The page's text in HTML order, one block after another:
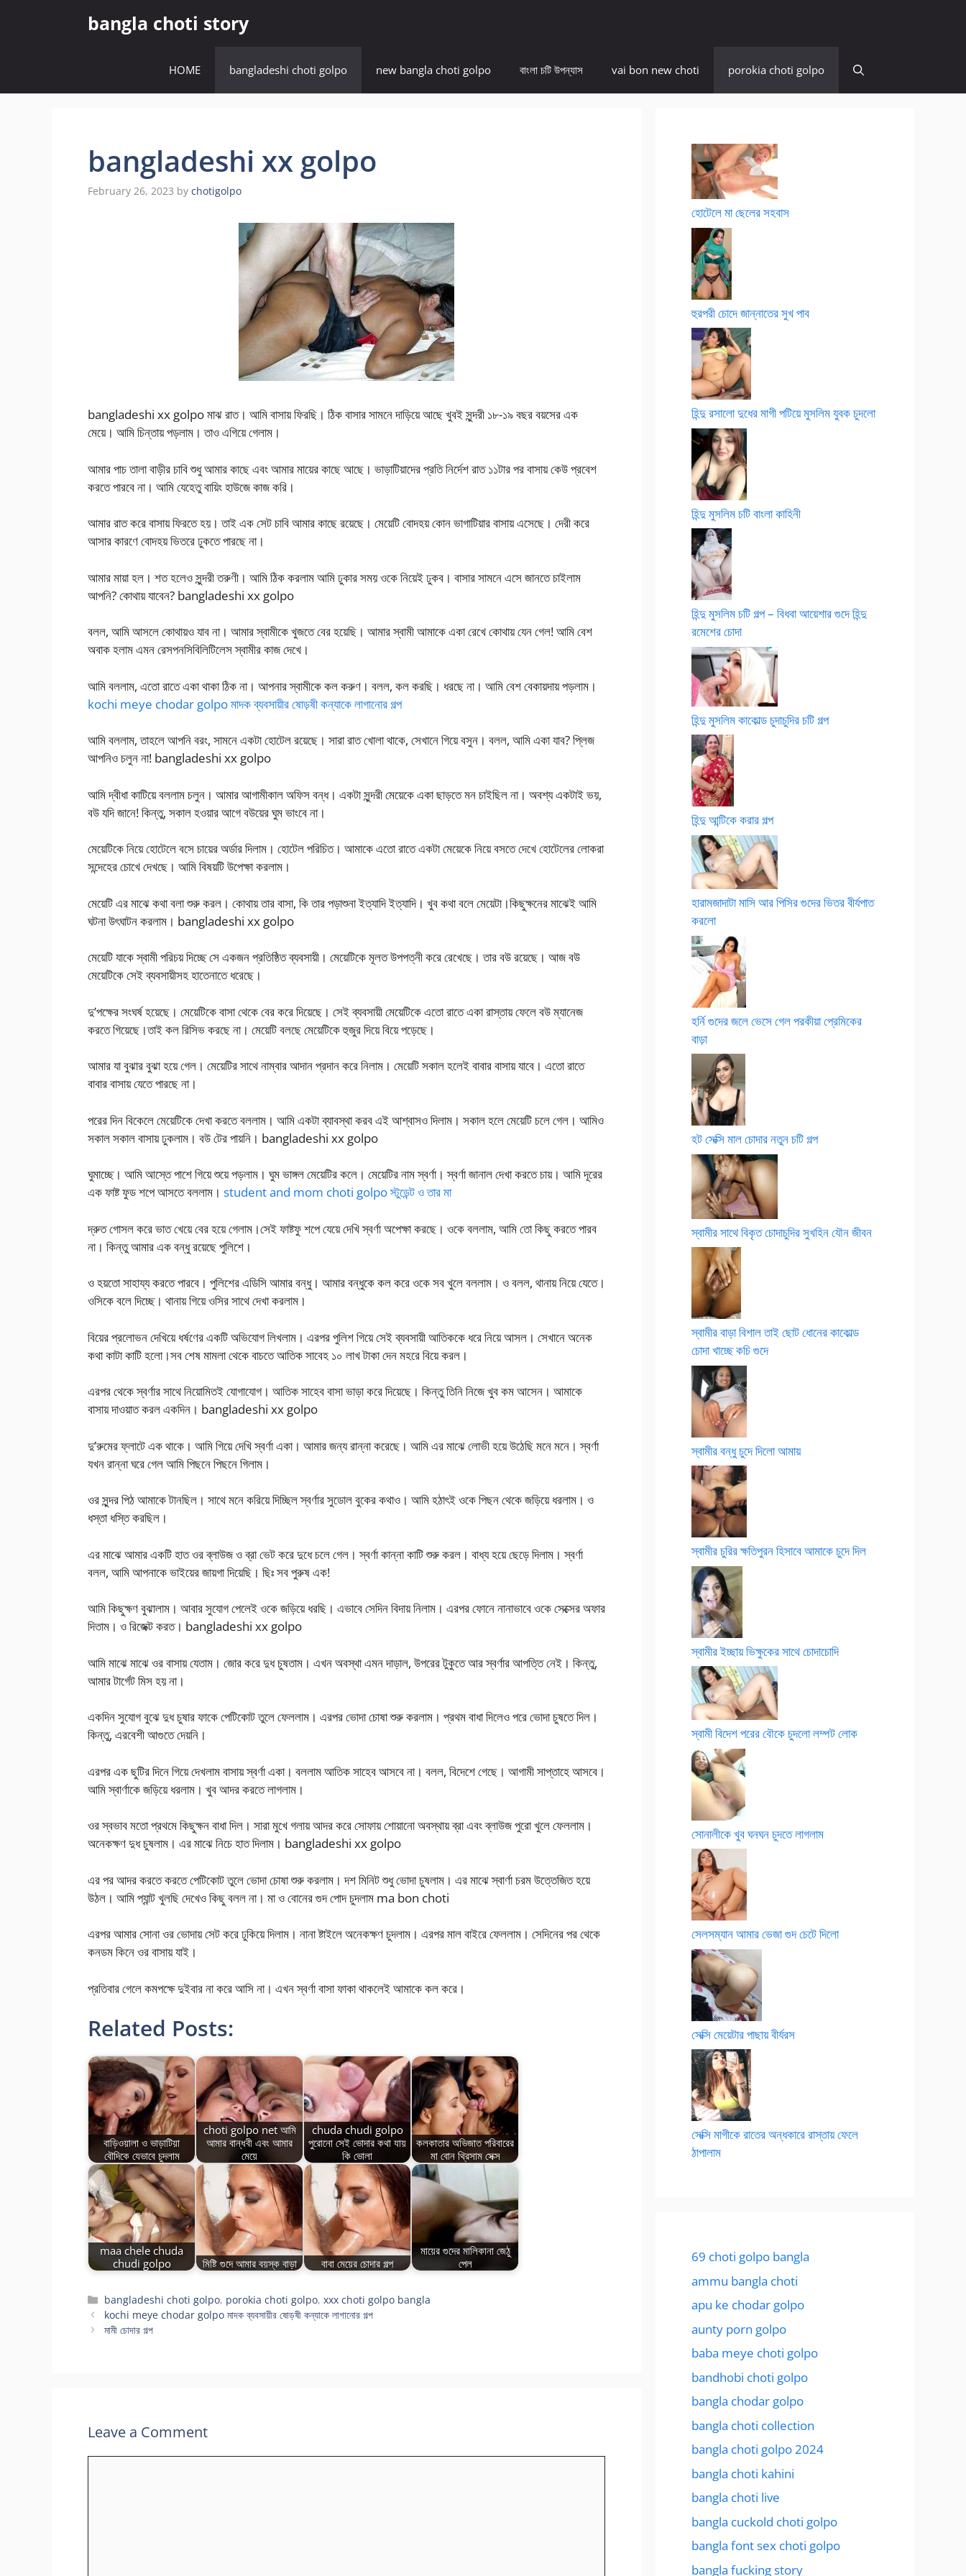
bangla choti story
HOME bangladeshi choti golpo new bangla choti golpo বাংলা চটি উপন্যাস vai bon new choti porokia choti golpo
bangladeshi xx golpo
February 26, 2023 by chotigolpo
bangladeshi xx golpo মাঝ রাত। আমি বাসায় ফিরছি। ঠিক বাসার সামনে দাড়িয়ে আছে খুবই সুন্দরী ১৮-১৯ বছর বয়সের এক
মেয়ে। আমি চিন্তায় পড়লাম। তাও এগিয়ে গেলাম।
আমার পাচ তালা বাড়ীর চাবি শুধু আমার কাছে এবং আমার মায়ের কাছে আছে। ভাড়াটিয়াদের প্রতি নির্দেশ রাত ১১টার পর বাসায় কেউ প্রবেশ
করতে পারবে না। আমি যেহেতু বায়িং হাউজে কাজ করি।
আমার রাত করে বাসায় ফিরতে হয়। তাই এক সেট চাবি আমার কাছে রয়েছে। মেয়েটি বোদহয় কোন ভাগাটিয়ার বাসায় এসেছে। দেরী করে
আসার কারণে বোদহয় ভিতরে ঢুকতে পারছে না।
আমার মায়া হল। শত হলেও সুন্দরী তরুণী। আমি ঠিক করলাম আমি ঢুকার সময় ওকে নিয়েই ঢুকব। বাসার সামনে এসে জানতে চাইলাম
আপনি? কোথায় যাবেন? bangladeshi xx golpo
বলল, আমি আসলে কোথায়ও যাব না। আমার স্বামীকে খুজতে বের হয়েছি। আমার স্বামী আমাকে একা রেখে কোথায় যেন গেল! আমি বেশ
অবাক হলাম এমন রেসপনসিবিলিটিলেস স্বামীর কাজ দেখে।
আমি বললাম, এতো রাতে একা থাকা ঠিক না। আপনার স্বামীকে কল করুণ। বলল, কল করছি। ধরছে না। আমি বেশ বেকায়দায় পড়লাম।
kochi meye chodar golpo মাদক ব্যবসায়ীর ষোড়ষী কন্যাকে লাগানোর গল্প
আমি বললাম, তাহলে আপনি বরং, সামনে একটা হোটেল রয়েছে। সারা রাত খোলা থাকে, সেখানে গিয়ে বসুন। বলল, আমি একা যাব? প্লিজ
আপনিও চলুন না! bangladeshi xx golpo
আমি দ্বীধা কাটিয়ে বললাম চলুন। আমার আগামীকাল অফিস বন্ধ। একটা সুন্দরী মেয়েকে একা ছাড়তে মন চাইছিল না। অবশ্য একটাই ভয়,
বউ যদি জানে! কিন্তু, সকাল হওয়ার আগে বউয়ের ঘুম ভাংবে না।
মেয়েটিকে নিয়ে হোটেলে বসে চায়ের অর্ডার দিলাম। হোটেল পরিচিত। আমাকে এতো রাতে একটা মেয়েকে নিয়ে বসতে দেখে হোটেলের লোকরা
সন্দেহের চোখে দেখছে। আমি বিষয়টি উপেক্ষা করলাম।
মেয়েটি এর মাঝে কথা বলা শুরু করল। কোথায় তার বাসা, কি তার পড়াশুনা ইত্যাদি ইত্যাদি। খুব কথা বলে মেয়েটা।কিছুক্ষনের মাঝেই আমি
ঘটনা উৎঘাটন করলাম। bangladeshi xx golpo
মেয়েটি যাকে স্বামী পরিচয় দিচ্ছে সে একজন প্রতিষ্ঠিত ব্যবসায়ী। মেয়েটিকে মূলত উপপত্নী করে রেখেছে। তার বউ রয়েছে। আজ বউ
মেয়েটিকে সেই ব্যবসায়ীসহ হাতেনাতে ধরেছে।
দু’পক্ষের সংঘর্ষ হয়েছে। মেয়েটিকে বাসা থেকে বের করে দিয়েছে। সেই ব্যবসায়ী মেয়েটিকে এতো রাতে একা রাস্তায় ফেলে বউ ম্যানেজ
করতে গিয়েছে।তাই কল রিসিভ করছে না। মেয়েটি বলছে মেয়েটিকে হুজুর দিয়ে বিয়ে পড়েছে।
আমার যা বুঝার বুঝা হয়ে গেল। মেয়েটির সাথে নাম্বার আদান প্রদান করে নিলাম। মেয়েটি সকাল হলেই বাবার বাসায় যাবে। এতো রাতে
বাবার বাসায় যেতে পারছে না।
পরের দিন বিকেলে মেয়েটিকে দেখা করতে বললাম। আমি একটা ব্যাবস্থা করব এই আশ্বাসও দিলাম। সকাল হলে মেয়েটি চলে গেল। আমিও
সকাল সকাল বাসায় ঢুকলাম। বউ টের পায়নি। bangladeshi xx golpo
ঘুমাচ্ছে। আমি আস্তে পাশে গিয়ে শুয়ে পড়লাম। ঘুম ভাঙ্গল মেয়েটির কলে। মেয়েটির নাম স্বর্ণা। স্বর্ণা জানাল দেখা করতে চায়। আমি দূরের
এক ফাষ্ট ফুড শপে আসতে বললাম। student and mom choti golpo স্টুডেন্ট ও তার মা
দ্রুত গোসল করে ভাত খেয়ে বের হয়ে গেলাম।সেই ফাষ্টফু শপে যেয়ে দেখি স্বর্ণা অপেক্ষা করছে। ওকে বললাম, আমি তো কিছু করতে পারব
না। কিন্তু আমার এক বন্ধু রয়েছে পুলিশে।
ও হয়তো সাহায্য করতে পারবে। পুলিশের এডিসি আমার বন্ধু। আমার বন্ধুকে কল করে ওকে সব খুলে বললাম। ও বলল, থানায় নিয়ে যেতে।
ওসিকে বলে দিচ্ছে। থানায় গিয়ে ওসির সাথে দেখা করলাম।
বিয়ের প্রলোভন দেখিয়ে ধর্ষণের একটি অভিযোগ লিখলাম। এরপর পুলিশ গিয়ে সেই ব্যবসায়ী আতিককে ধরে নিয়ে আসল। সেখানে অনেক
কথা কাটা কাটি হলো।সব শেষ মামলা থেকে বাচতে আতিক সাবেহ ১০ লাখ টাকা দেন মহরে বিয়ে করল।
এরপর থেকে স্বর্ণার সাথে নিয়োমিতই যোগাযোগ। আতিক সাহেব বাসা ভাড়া করে দিয়েছে। কিন্তু তিনি নিজে খুব কম আসেন। আমাকে
বাসায় দাওয়াত করল একদিন। bangladeshi xx golpo
দু’রুমের ফ্লাটে এক থাকে। আমি গিয়ে দেখি স্বর্ণা একা। আমার জন্য রান্না করেছে। আমি এর মাঝে লোভী হয়ে উঠেছি মনে মনে। স্বর্ণা
যখন রান্না ঘরে গেল আমি পিছনে পিছনে গিলাম।
ওর সুন্দর পিঠ আমাকে টানছিল। সাথে মনে করিয়ে দিচ্ছিল স্বর্ণার সুডোল বুকের কথাও। আমি হঠাৎই ওকে পিছন থেকে জড়িয়ে ধরলাম। ও
ধস্তা ধস্তি করছিল।
এর মাঝে আমার একটি হাত ওর ব্লাউজ ও ব্রা ভেট করে দুধে চলে গেল। স্বর্ণা কান্না কাটি শুরু করল। বাধ্য হয়ে ছেড়ে দিলাম। স্বর্ণা
বলল, আমি আপনাকে ভাইয়ের জায়গা দিয়েছি। ছিঃ সব পুরুষ এক!
আমি কিছুক্ষণ বুঝালাম। আবার সুযোগ পেলেই ওকে জড়িয়ে ধরছি। এভাবে সেদিন বিদায় নিলাম। এরপর ফোনে নানাভাবে ওকে সেক্সের অফার
দিতাম। ও রিজেক্ট করত। bangladeshi xx golpo
আমি মাঝে মাঝে ওর বাসায় যেতাম। জোর করে দুধ চুষতাম। এখন অবস্থা এমন দাড়াল, উপরের টুকুতে আর স্বর্ণার আপত্তি নেই। কিন্তু,
আমার টার্গেট মিস হয় না।
একদিন সুযোগ বুঝে দুধ চুষার ফাকে পেটিকোট তুলে ফেললাম। এরপর ভোদা চোষা শুরু করলাম। প্রথম বাধা দিলেও পরে ভোদা চুষতে দিল।
কিন্তু, এরবেশী আগুতে দেয়নি।
এরপর এক ছুটির দিনে গিয়ে দেখলাম বাসায় স্বর্ণা একা। বললাম আতিক সাহেব আসবে না। বলল, বিদেশে গেছে। আগামী সাপ্তাহে আসবে।
আমি স্বার্ণাকে জড়িয়ে ধরলাম। খুব আদর করতে লাগলাম।
ওর স্বভাব মতো প্রথমে কিছুক্ষন বাধা দিল। সারা মুখে গলায় আদর করে সোফায় শোয়ানো অবস্থায় ব্রা এবং ব্লাউজ পুরো খুলে ফেললাম।
অনেকক্ষণ দুধ চুষলাম। এর মাঝে নিচে হাত দিলাম। bangladeshi xx golpo
এর পর আদর করতে করতে পেটিকোট তুলে ভোদা চোষা শুরু করলাম। দশ মিনিট শুধু ভোদা চুষলাম। এর মাঝে স্বার্ণা চরম উত্তেজিত হয়ে
উঠল। আমি প্যান্ট খুলছি দেখেও কিছু বলল না। মা ও বোনের গুদ পোদ চুদলাম ma bon choti
এরপর আমার সোনা ওর ভোদায় সেট করে ঢুকিয়ে দিলাম। নানা ষ্টাইলে অনেকক্ষণ চুদলাম। এরপর মাল বাইরে ফেললাম। সেদিনের পর থেকে
কনডম কিনে ওর বাসায় যাই।
প্রতিবার গেলে কমপক্ষে দুইবার না করে আসি না। এখন স্বর্ণা বাসা ফাকা থাকলেই আমাকে কল করে।
Related Posts:
বাড়িওয়ালা ও ভাড়াটিয়া
বৌদিকে যেভাবে চুদলাম
choti golpo net আমি
আমার বান্ধবী এবং আমার
মেয়ে
chuda chudi golpo
পুরোনো সেই ভোদার কথা যায়
কি ভোলা
কলকাতার অভিজাত পরিবারের
মা বোন থ্রিসাম সেক্স
maa chele chuda
chudi golpo
মিষ্টি গুদে আমার বয়স্ক বাড়া বাবা মেয়ের চোদার গল্প
মায়ের গুদের মালিকানা জেঠু
পেল
Categories
bangladeshi choti golpo, porokia choti golpo,xxx choti golpo bangla
kochi meye chodar golpo মাদক ব্যবসায়ীর ষোড়ষী কন্যাকে লাগানোর গল্প
মামী চোদার গল্প
Leave a Comment
হোটেলে মা ছেলের সহবাস
হুরপরী চোদে জান্নাতের সুখ পাব
হিন্দু রসালো দুধের মাগী পটিয়ে মুসলিম যুবক চুদলো
হিন্দু মুসলিম চটি বাংলা কাহিনী
হিন্দু মুসলিম চটি গল্প – বিধবা আয়েশার গুদে হিন্দু
রমেশের চোদা
হিন্দু মুসলিম কাকোল্ড চুদাচুদির চটি গল্প
হিন্দু আন্টিকে করার গল্প
হারামজাদাটা মাসি আর পিসির গুদের ভিতর বীর্যপাত
করলো
হর্নি গুদের জলে ভেসে গেল পরকীয়া প্রেমিকের
বাড়া
হট সেক্সি মাল চোদার নতুন চটি গল্প
স্বামীর সাথে বিকৃত চোদাচুদির সুখহিন যৌন জীবন
স্বামীর বাড়া বিশাল তাই ছোট ধোনের কাকোল্ড
চোদা খাচ্ছে কচি গুদে
স্বামীর বন্ধু চুদে দিলো আমায়
স্বামীর চুরির ক্ষতিপুরন হিসাবে আমাকে চুদে দিল
স্বামীর ইচ্ছায় ভিক্ষুকের সাথে চোদাচোদি
স্বামী বিদেশ পরের বৌকে চুদলো লম্পট লোক
সোনালীকে খুব ঘনঘন চুদতে লাগলাম
সেলসম্যান আমার ভেজা গুদ চেটে দিলো
সেক্সি মেয়েটার পাছায় বীর্যরস
সেক্সি মাগীকে রাতের অন্ধকারে রাস্তায় ফেলে
ঠাপালাম
69 choti golpo bangla
ammu bangla choti
apu ke chodar golpo
aunty porn golpo
baba meye choti golpo
bandhobi choti golpo
bangla chodar golpo
bangla choti collection
bangla choti golpo 2024
bangla choti kahini
bangla choti live
bangla cuckold choti golpo
bangla font sex choti golpo
bangla fucking story